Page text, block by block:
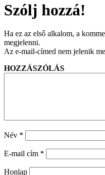
Szólj hozzá!
Ha ez az első alkalom, a
megjelenni.
Az e-mail-címed nem jelenik
HOZZÁSZÓLÁS
Név *
E-mail cím *
Honlap